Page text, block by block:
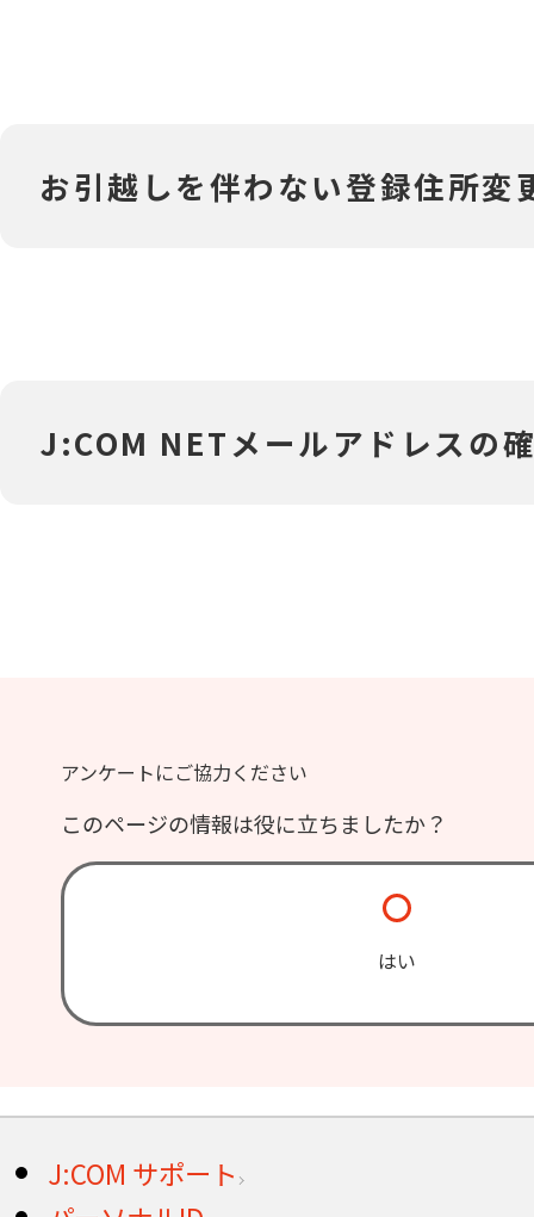
お引越しを伴わない登録住所
‎J:COM NETメールアドレスの
アンケートにご協力ください
このページの情報は役に立ちましたか？
はい
J:COM サポート